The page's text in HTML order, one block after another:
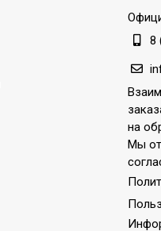
8
на
Мы